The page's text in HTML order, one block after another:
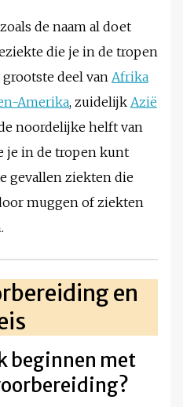
de naam al doet
die je in de tropen
deel van Afrika
Amerika, zuidelijk Azië
noordelijke helft van
je in de tropen kunt
gevallen ziekten die
muggen of ziekten
en
beginnen met